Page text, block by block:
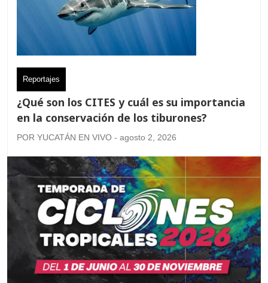
Reportajes
¿Qué son los CITES y cuál es su importancia
en la conservación de los tiburones?
POR YUCATÁN EN VIVO - agosto 2, 2026